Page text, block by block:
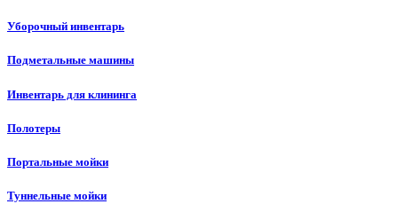
Уборочный инвентарь
Подметальные машины
Инвентарь для клининга
Полотеры
Портальные мойки
Туннельные мойки